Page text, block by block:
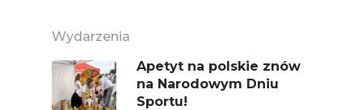
Wydarzenia
Apetyt na polskie znów
na Narodowym Dniu
Sportu!
Federacja
Związków